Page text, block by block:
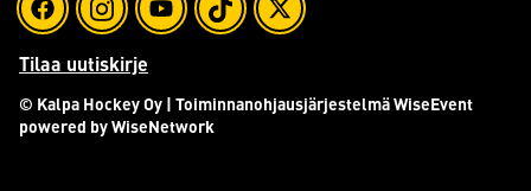
Tilaa uutiskirje
© Kalpa Hockey Oy | ToiminnanohjausjärjestelmäWiseEvent
powered byWiseNetwork